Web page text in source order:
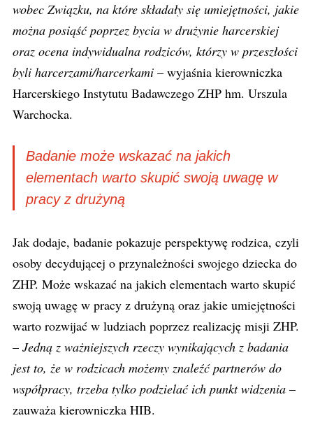
wobec Związku, na które składały się umiejętności, jakie
można posiąść poprzez bycia w drużynie harcerskiej
oraz ocena indywidualna rodziców, którzy w przeszłości
byli harcerzami/harcerkami – wyjaśnia kierowniczka
Harcerskiego Instytutu Badawczego ZHP hm. Urszula
Warchocka.
Badanie może wskazać na jakich
elementach warto skupić swoją uwagę w
pracy z drużyną
Jak dodaje, badanie pokazuje perspektywę rodzica, czyli
osoby decydującej o przynależności swojego dziecka do
ZHP. Może wskazać na jakich elementach warto skupić
swoją uwagę w pracy z drużyną oraz jakie umiejętności
warto rozwijać w ludziach poprzez realizację misji ZHP.
– Jedną z ważniejszych rzeczy wynikających z badania
jest to, że w rodzicach możemy znaleźć partnerów do
współpracy, trzeba tylko podzielać ich punkt widzenia –
zauważa kierowniczka HIB.